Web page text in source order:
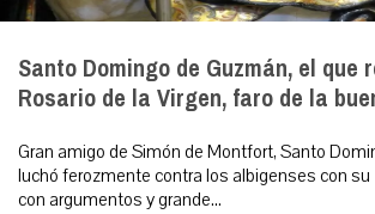
Santo Domingo de Guzmán, el que
Rosario de la Virgen, faro de la
Gran amigo de Simón de Montfort, Santo
luchó ferozmente contra los albigenses con
con argumentos y grande...